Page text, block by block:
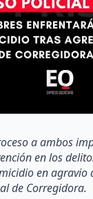
a ambos
en los
en agravio
de Corregidora.